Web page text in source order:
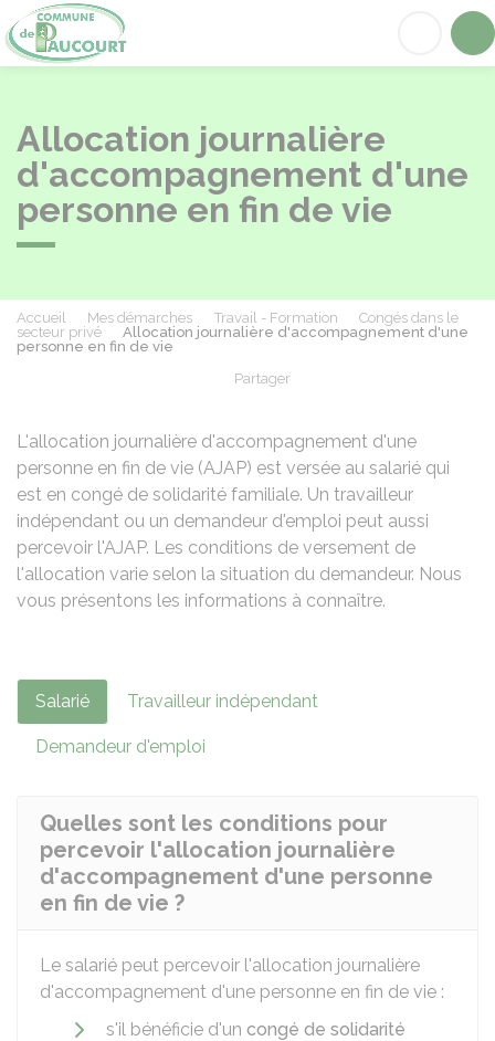
Allocation journalière
d'accompagnement d'une
personne en fin de vie
Accueil Mes démarches Travail - Formation
Congés dans le
secteur privé
Allocation journalière d'accompagnement d'une
personne en fin de vie
Partager
L'allocation journalière d'accompagnement d'une
personne en fin de vie (AJAP) est versée au salarié qui
est en congé de solidarité familiale. Un travailleur
indépendant ou un demandeur d'emploi peut aussi
percevoir l'AJAP. Les conditions de versement de
l'allocation varie selon la situation du demandeur. Nous
vous présentons les informations à connaître.
Salarié Travailleur indépendant
Demandeur d'emploi
Quelles sont les conditions pour
percevoir l'allocation journalière
d'accompagnement d'une personne
en fin de vie ?
Le salarié peut percevoir l'allocation journalière
d'accompagnement d'une personne en fin de vie :
s'il bénéficie d'un congé de solidarité